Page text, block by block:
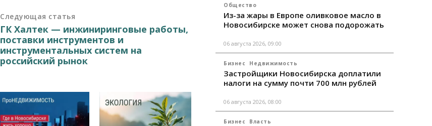
Следующая статья
ГК Халтек — инжиниринговые работы,
поставки инструментов и
инструментальных систем на
российский рынок
Общество
Из-за жары в Европе оливковое масло в
Новосибирске может снова подорожать
06 августа 2026, 09:00
Бизнес Недвижимость
Застройщики Новосибирска доплатили
налоги на сумму почти 700 млн рублей
06 августа 2026, 08:00
Бизнес Власть